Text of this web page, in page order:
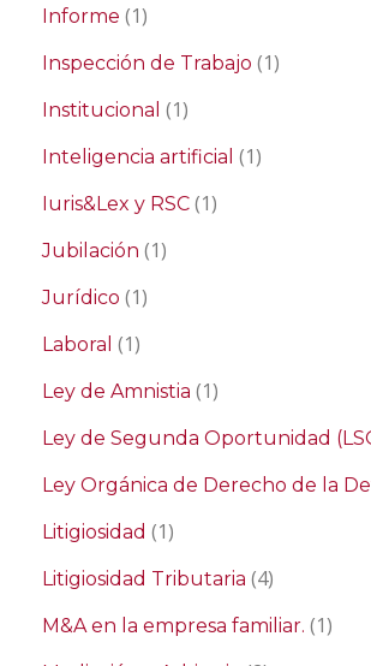
Informe (1)
Inspección de Trabajo (1)
Institucional (1)
Inteligencia artificial (1)
Iuris&Lex y RSC (1)
Jubilación (1)
Jurídico (1)
Laboral (1)
Ley de Amnistia (1)
Ley de Segunda Oportunidad
Ley Orgánica de Derecho de la
Litigiosidad (1)
Litigiosidad Tributaria (4)
M&A en la empresa familiar. (1)